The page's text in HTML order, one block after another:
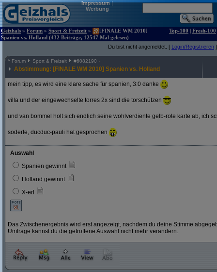
Impressum|
Werbung
Geizhals » Forum » Sport & Freizeit »
[FINALE WM 2010]
Spanien vs. Holland (432 Beiträge, 12547 Mal gelesen)
Top-100 | Fresh-100
Du bist nicht angemeldet. [ Login/Registrieren ]
^ Forum Sport & Freizeit #6082190
Abstimmung: [FINALE WM 2010] Spanien vs. Holland
mein tipp, es wird eine klare sache für spanien, 3:0 danke
villa und der eingewechselte torres 2x sind die torschützen
und van bommel holt sich endlich seine wohlverdiente gelb-rote karte ab, ich
soderle, ducduc-pauli hat gesprochen
Auswahl
Spanien gewinnt
Holland gewinnt
X-erl
Das Zwischenergebnis wird erst angezeigt, nachdem du deine Stimme
Umfrage kannst du die getroffene Auswahl nicht mehr verändern.